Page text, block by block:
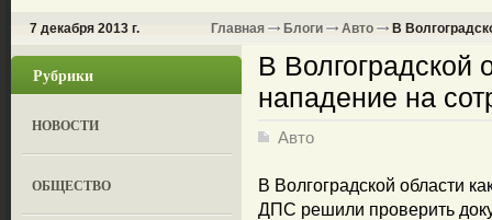
7 декабря 2013 г. Главная Блоги Авто В
Рубрики
НОВОСТИ
ОБЩЕСТВО
В Волгоградской
нападение на
Авто
В Волгоградской области
ДПС решили проверить